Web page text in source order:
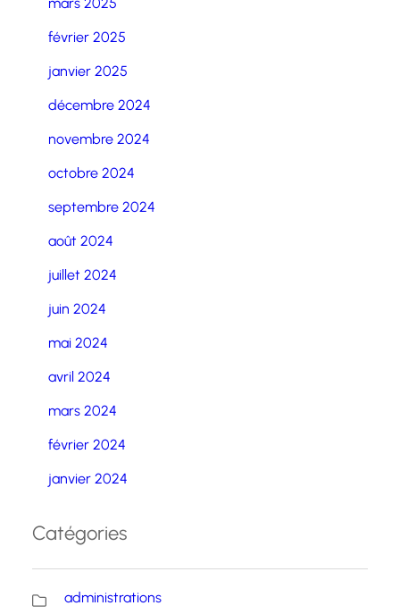
février 2025
janvier 2025
décembre 2024
novembre 2024
octobre 2024
septembre 2024
août 2024
juillet 2024
juin 2024
mai 2024
avril 2024
mars 2024
février 2024
janvier 2024
Catégories
administrations